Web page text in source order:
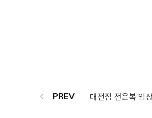
대전점 전은복 임